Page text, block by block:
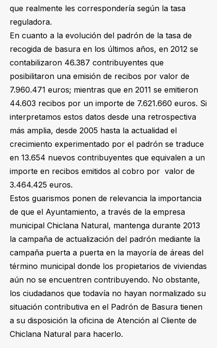
que realmente les correspondería según la tasa
reguladora.
En cuanto a la evolución del padrón de la tasa de
recogida de basura en los últimos años, en 2012 se
contabilizaron 46.387 contribuyentes que
posibilitaron una emisión de recibos por valor de
7.960.471 euros; mientras que en 2011 se emitieron
44.603 recibos por un importe de 7.621.660 euros. Si
interpretamos estos datos desde una retrospectiva
más amplia, desde 2005 hasta la actualidad el
crecimiento experimentado por el padrón se traduce
en 13.654 nuevos contribuyentes que equivalen a un
importe en recibos emitidos al cobro por valor de
3.464.425 euros.
Estos guarismos ponen de relevancia la importancia
de que el Ayuntamiento, a través de la empresa
municipal Chiclana Natural, mantenga durante 2013
la campaña de actualización del padrón mediante la
campaña puerta a puerta en la mayoría de áreas del
término municipal donde los propietarios de viviendas
aún no se encuentren contribuyendo. No obstante,
los ciudadanos que todavía no hayan normalizado su
situación contributiva en el Padrón de Basura tienen
a su disposición la oficina de Atención al Cliente de
Chiclana Natural para hacerlo.